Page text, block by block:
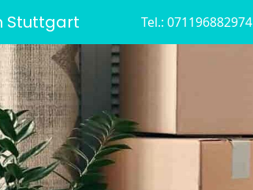
Stuttgart Tel.: 071196882974